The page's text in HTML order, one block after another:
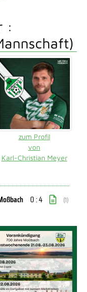
:
zum Profil
von
Karl-Christian Meyer
0 : 4 (1)